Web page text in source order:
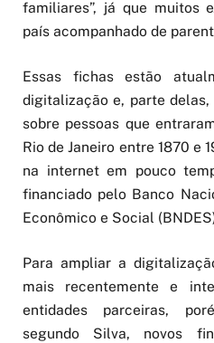
familiares”, já que muitos
país acompanhado de
Essas fichas estão
digitalização e, parte
sobre pessoas que
Rio de Janeiro entre 1870 e
na internet em pouco
financiado pelo Banco
Econômico e Social
Para ampliar a
mais recentemente e
entidades parceiras,
segundo Silva, novos